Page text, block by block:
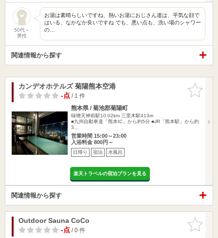
50代～
男性
お湯は素晴らしいですね、熱いお湯におじさん達は、平気な顔で
はいる、なかなか良いですね でも、悪い点も、洗い場のシャワー
の…
関連情報から探す
お気に入
りに追加
カンデオホテルズ 菊陽熊本空港
-点/ 1 件
熊本県 / 菊池郡菊陽町
味噌天神前駅10.02km 三里木駅413m
■九州自動車道「熊本IC」から約5分 ■JR「熊本駅」から約
3…
営業時間 15:00～23:00
入浴料金 800円～
日帰り 宿泊 水風呂
楽天トラベルの宿泊プランを見る
関連情報から探す
お気に入
りに追加
Outdoor Sauna CoCo
-点/ 0 件